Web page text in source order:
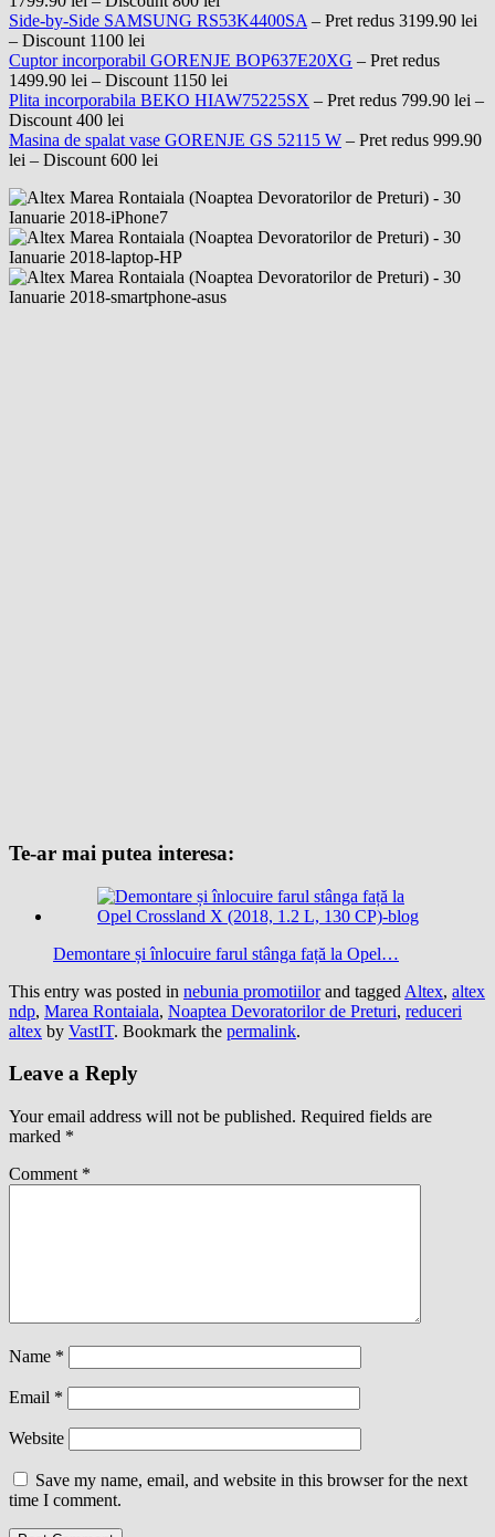
Side-by-Side SAMSUNG RS53K4400SA – Pret redus 3199.90 lei
– Discount 1100 lei
Cuptor incorporabil GORENJE BOP637E20XG – Pret redus
1499.90 lei – Discount 1150 lei
Plita incorporabila BEKO HIAW75225SX – Pret redus 799.90 lei –
Discount 400 lei
Masina de spalat vase GORENJE GS 52115 W – Pret redus 999.90
lei – Discount 600 lei
Te-ar mai putea interesa:
Demontare și înlocuire farul stânga față la Opel…
This entry was posted in nebunia promotiilorand tagged Altex, altex
ndp, Marea Rontaiala, Noaptea Devoratorilor de Preturi, reduceri
altex by VastIT. Bookmark the permalink.
Leave a Reply
Your email address will not be published. Required fields are
marked *
Comment *
Name *
Email *
Website
Save my name, email, and website in this browser for the next
time I comment.